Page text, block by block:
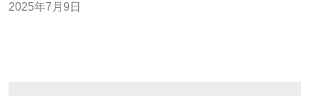
好的用户体验。 相比于其他国家的服务器，新加坡服务器
2025年7月9日